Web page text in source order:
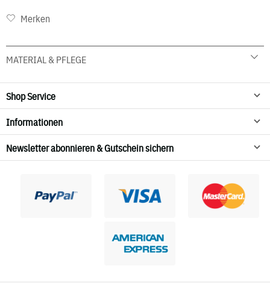
Merken
MATERIAL & PFLEGE
Shop Service
Informationen
Newsletter abonnieren & Gutschein sichern